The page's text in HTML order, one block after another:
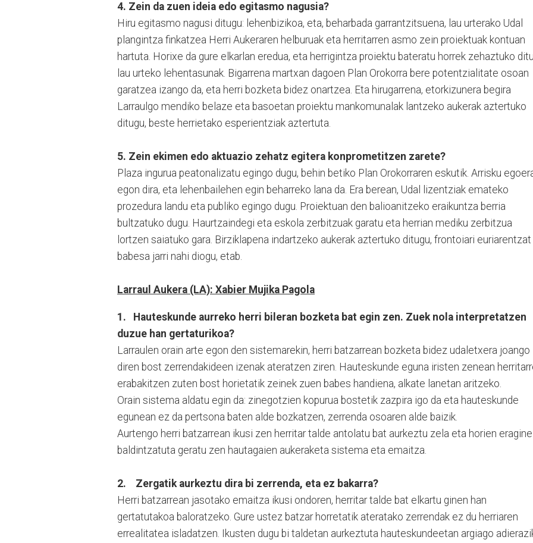
4. Zein da zuen ideia edo egitasmo nagusia?
Hiru egitasmo nagusi ditugu: lehenbizikoa, eta, beharbada garrantzitsuena, lau urterako Udal
plangintza finkatzea Herri Aukeraren helburuak eta herritarren asmo zein proiektuak kontuan
hartuta. Horixe da gure elkarlan eredua, eta herrigintza proiektu bateratu horrek zehaztuko
lau urteko lehentasunak. Bigarrena martxan dagoen Plan Orokorra bere potentzialitate osoan
garatzea izango da, eta herri bozketa bidez onartzea. Eta hirugarrena, etorkizunera begira
Larraulgo mendiko belaze eta basoetan proiektu mankomunalak lantzeko aukerak aztertuko
ditugu, beste herrietako esperientziak aztertuta.
5. Zein ekimen edo aktuazio zehatz egitera konprometitzen zarete?
Plaza ingurua peatonalizatu egingo dugu, behin betiko Plan Orokorraren eskutik. Arrisku
egon dira, eta lehenbailehen egin beharreko lana da. Era berean, Udal lizentziak emateko
prozedura landu eta publiko egingo dugu. Proiektuan den balioanitzeko eraikuntza berria
bultzatuko dugu. Haurtzaindegi eta eskola zerbitzuak garatu eta herrian mediku zerbitzua
lortzen saiatuko gara. Birziklapena indartzeko aukerak aztertuko ditugu, frontoiari euriarentzat
babesa jarri nahi diogu, etab.
Larraul Aukera (LA): Xabier Mujika Pagola
1. Hauteskunde aurreko herri bileran bozketa bat egin zen. Zuek nola interpretatzen
duzue han gertaturikoa?
Larraulen orain arte egon den sistemarekin, herri batzarrean bozketa bidez udaletxera joango
diren bost zerrendakideen izenak ateratzen ziren. Hauteskunde eguna iristen zenean
erabakitzen zuten bost horietatik zeinek zuen babes handiena, alkate lanetan aritzeko.
Orain sistema aldatu egin da: zinegotzien kopurua bostetik zazpira igo da eta hauteskunde
egunean ez da pertsona baten alde bozkatzen, zerrenda osoaren alde baizik.
Aurtengo herri batzarrean ikusi zen herritar talde antolatu bat aurkeztu zela eta horien
baldintzatuta geratu zen hautagaien aukeraketa sistema eta emaitza.
2. Zergatik aurkeztu dira bi zerrenda, eta ez bakarra?
Herri batzarrean jasotako emaitza ikusi ondoren, herritar talde bat elkartu ginen han
gertatutakoa baloratzeko. Gure ustez batzar horretatik ateratako zerrendak ez du herriaren
errealitatea isladatzen. Ikusten dugu bi taldetan aurkeztuta hauteskundeetan argiago